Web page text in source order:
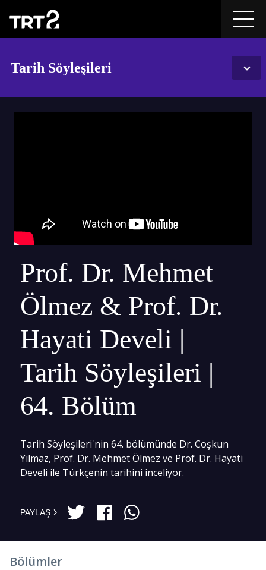
Tarih Söyleşileri
Prof. Dr. Mehmet
Ölmez & Prof. Dr.
Hayati Develi |
Tarih Söyleşileri |
64. Bölüm
Tarih Söyleşileri'nin 64. bölümünde Dr. Coşkun
Yılmaz, Prof. Dr. Mehmet Ölmez ve Prof. Dr. Hayati
Develi ile Türkçenin tarihini inceliyor.
PAYLAŞ
Bölümler